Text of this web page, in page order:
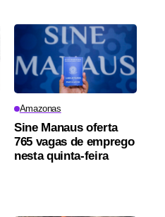
Amazonas
Sine Manaus oferta
765 vagas de emprego
nesta quinta-feira